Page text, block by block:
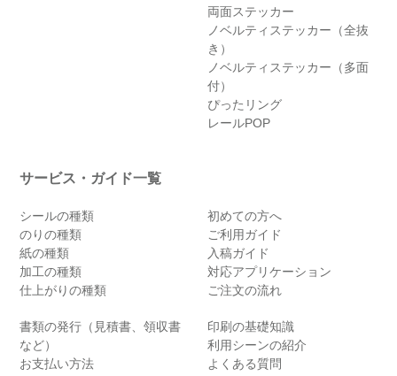
両面ステッカー
ノベルティステッカー（全抜
き）
ノベルティステッカー（多面
付）
ぴったリング
レールPOP
サービス・ガイド一覧
シールの種類
のりの種類
紙の種類
加工の種類
仕上がりの種類
初めての方へ
ご利用ガイド
入稿ガイド
対応アプリケーション
ご注文の流れ
書類の発行（見積書、領収書
など）
お支払い方法
印刷の基礎知識
利用シーンの紹介
よくある質問